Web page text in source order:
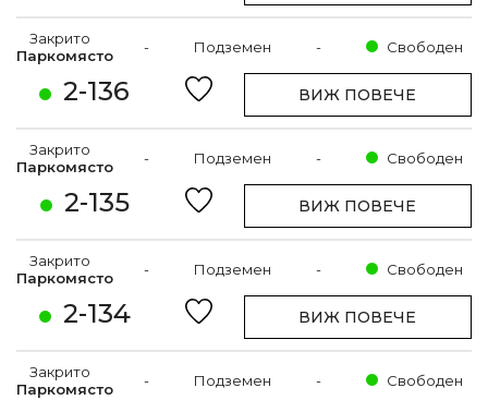
2-136
Закрито
Паркомясто
- Подземен - Свободен
ВИЖ ПОВЕЧЕ
2-135
Закрито
Паркомясто
- Подземен - Свободен
ВИЖ ПОВЕЧЕ
2-134
Закрито
Паркомясто
- Подземен - Свободен
ВИЖ ПОВЕЧЕ
Закрито
Паркомясто
- Подземен - Свободен